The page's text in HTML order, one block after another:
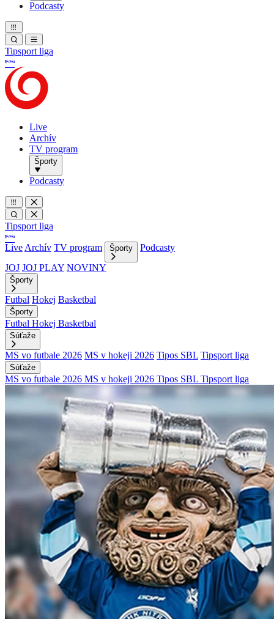
Podcasty
Tipsport liga
Live
Archív
TV program
Športy
Podcasty
Tipsport liga
Live Archív TV program Športy
Podcasty
JOJ JOJ PLAY NOVINY
Športy
Futbal Hokej Basketbal
Športy
Futbal Hokej Basketbal
Súťaže
MS vo futbale 2026 MS v hokeji 2026 Tipos SBL Tipsport liga
Súťaže
MS vo futbale 2026 MS v hokeji 2026 Tipos SBL Tipsport liga